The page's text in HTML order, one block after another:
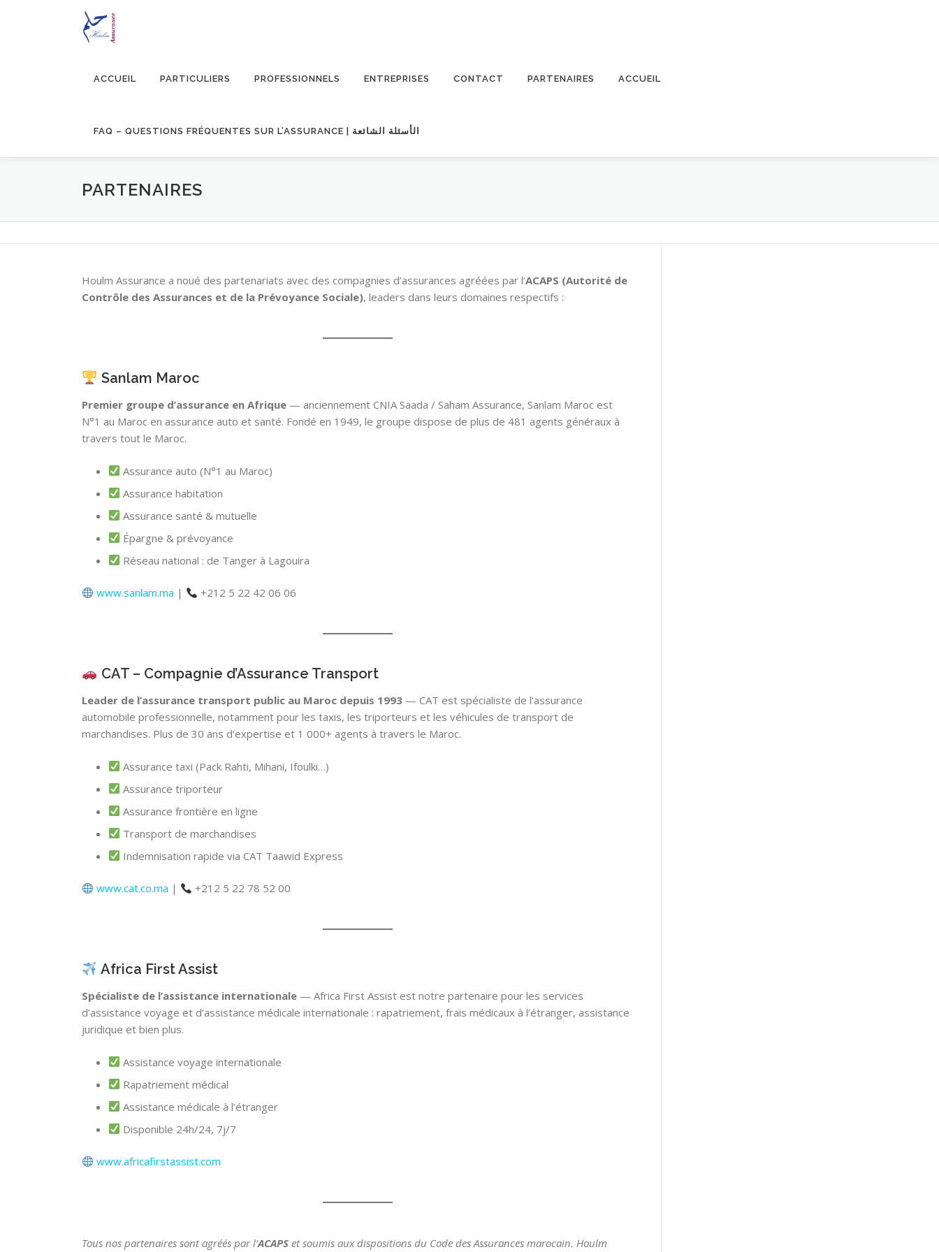
ACCUEIL PARTICULIERS PROFESSIONNELS ENTREPRISES CONTACT PARTENAIRES ACCUEIL
FAQ – QUESTIONS FRÉQUENTES SUR L’ASSURANCE | الأسئلة الشائعة
PARTENAIRES
Houlm Assurance a noué des partenariats avec des compagnies d’assurances agréées par l’ACAPS (Autorité de
Contrôle des Assurances et de la Prévoyance Sociale), leaders dans leurs domaines respectifs :
Sanlam Maroc
Premier groupe d’assurance en Afrique — anciennement CNIA Saada / Saham Assurance, Sanlam Maroc est
N°1 au Maroc en assurance auto et santé. Fondé en 1949, le groupe dispose de plus de 481 agents généraux à
travers tout le Maroc.
Assurance auto (N°1 au Maroc)
Assurance habitation
Assurance santé & mutuelle
Épargne & prévoyance
Réseau national : de Tanger à Lagouira
www.sanlam.ma | +212 5 22 42 06 06
CAT – Compagnie d’Assurance Transport
Leader de l’assurance transport public au Maroc depuis 1993 — CAT est spécialiste de l’assurance
automobile professionnelle, notamment pour les taxis, les triporteurs et les véhicules de transport de
marchandises. Plus de 30 ans d’expertise et 1 000+ agents à travers le Maroc.
Assurance taxi (Pack Rahti, Mihani, Ifoulki…)
Assurance triporteur
Assurance frontière en ligne
Transport de marchandises
Indemnisation rapide via CAT Taawid Express
www.cat.co.ma | +212 5 22 78 52 00
Africa First Assist
Spécialiste de l’assistance internationale — Africa First Assist est notre partenaire pour les services
d’assistance voyage et d’assistance médicale internationale : rapatriement, frais médicaux à l’étranger, assistance
juridique et bien plus.
Assistance voyage internationale
Rapatriement médical
Assistance médicale à l’étranger
Disponible 24h/24, 7j/7
www.africafirstassist.com
Tous nos partenaires sont agréés par l’ACAPS et soumis aux dispositions du Code des Assurances marocain. Houlm